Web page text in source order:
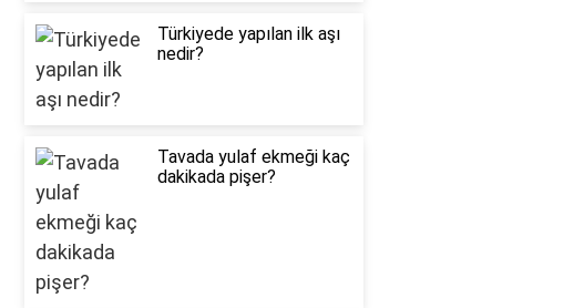
Türkiyede yapılan ilk aşı
nedir?
Tavada yulaf ekmeği kaç
dakikada pişer?